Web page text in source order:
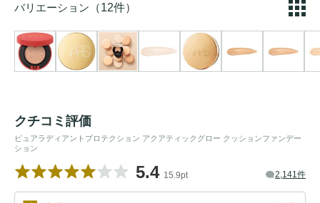
バリエーション （12件）
クチコミ評価
ピュアラディアントプロテクション アクアティックグロー クッションファンデー
ション
5.4 15.9pt 2,141件